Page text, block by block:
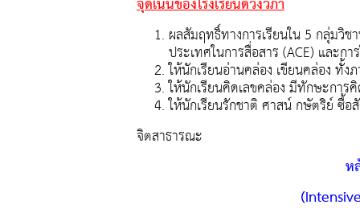
ผลสัมฤทธิ์ทางการเรียนใน 5 กลุ่มวิ
ประเทศในการสื่อสาร (ACE) และกา
ให้นักเรียนอ่านคล่อง เขียนคล่อง ทั้
ให้นักเรียนคิดเลขคล่อง มีทักษะกา
ให้นักเรียนรักชาติ ศาสน์ กษัตริย์ ซื้อ
จิตสาธารณะ
ห
(